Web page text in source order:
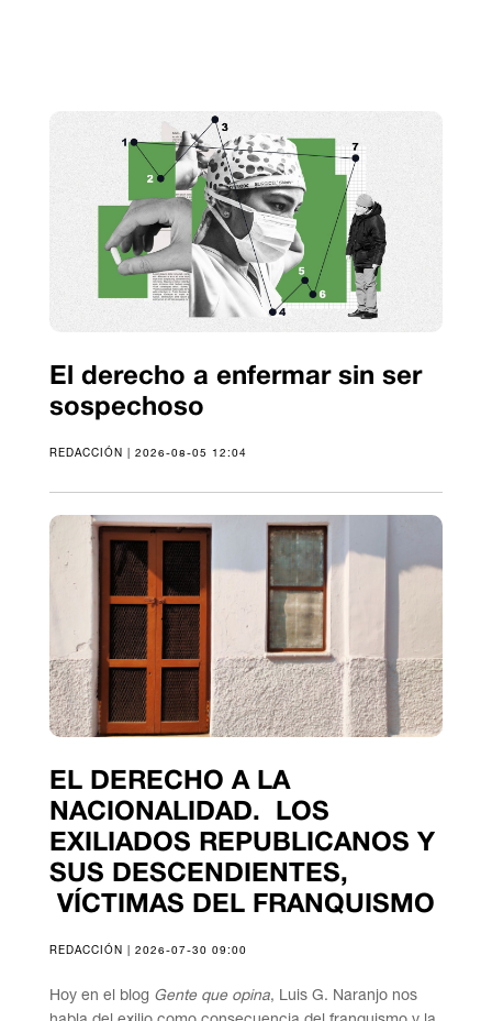
El derecho a enfermar sin ser
sospechoso
REDACCIÓN | 2026-08-05 12:04
EL DERECHO A LA
NACIONALIDAD. LOS
EXILIADOS REPUBLICANOS Y
SUS DESCENDIENTES,
VÍCTIMAS DEL FRANQUISMO
REDACCIÓN | 2026-07-30 09:00
Hoy en el blog Gente que opina, Luis G. Naranjo nos